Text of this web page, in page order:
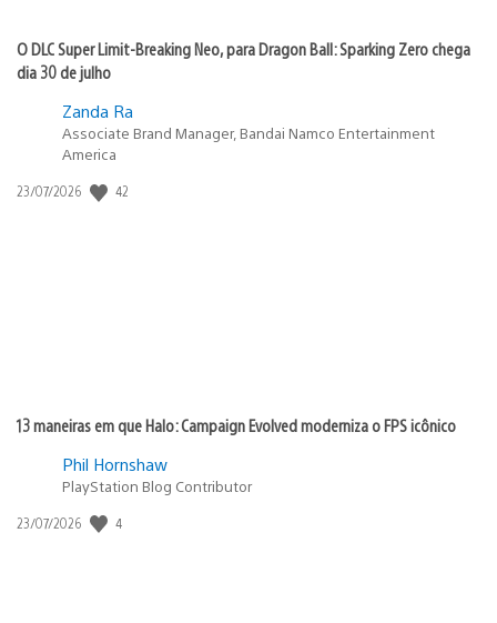
O DLC Super Limit-Breaking Neo, para Dragon Ball: Sparking Zero chega
dia 30 de julho
Zanda Ra
Associate Brand Manager, Bandai Namco Entertainment
America
Data
23/07/2026 42
13 maneiras em que Halo: Campaign Evolved moderniza o FPS icônico
Phil Hornshaw
PlayStation Blog Contributor
Data
23/07/2026 4